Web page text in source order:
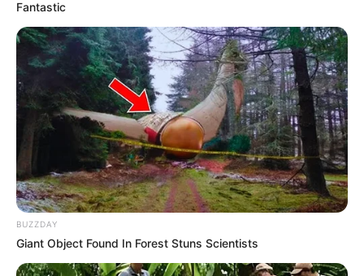
Walking On Thin Ice Tempest
Fantastic
BUZZDAY
Giant Object Found In Forest Stuns Scientists